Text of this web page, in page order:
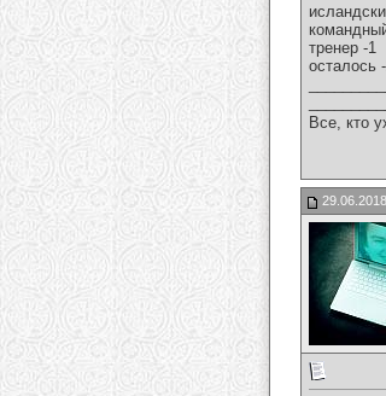
тренер -1
осталось
Все, кто